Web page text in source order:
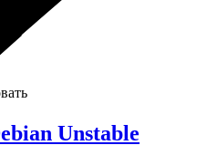
Unstable